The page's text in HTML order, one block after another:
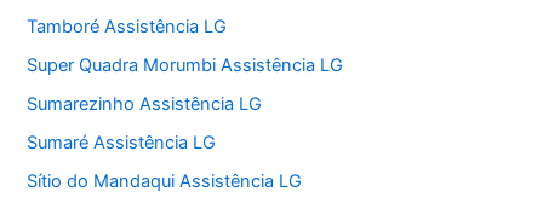
Tamboré Assistência LG
Super Quadra Morumbi Assistência LG
Sumarezinho Assistência LG
Sumaré Assistência LG
Sítio do Mandaqui Assistência LG